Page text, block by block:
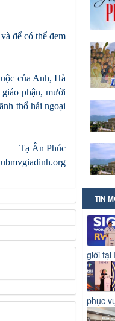
để có thể đem
của Anh, Hà
phận, mười
thổ hải ngoại
Tạ Ân Phúc
TIN
giới tại
phục